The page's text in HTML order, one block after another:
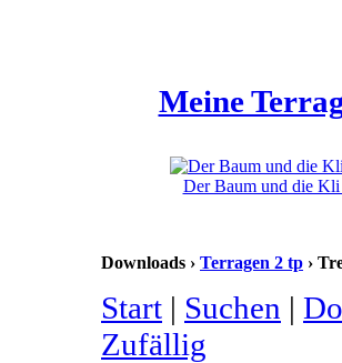
Meine
Der Baum und die Kli
Downloads › Terragen 2 tp ›
Start | Suchen |
Zufällig